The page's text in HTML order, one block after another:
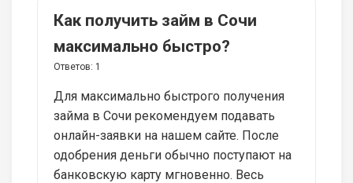
Как получить займ в Сочи
максимально быстро?
Ответов: 1
Для максимально быстрого получения
займа в Сочи рекомендуем подавать
онлайн-заявки на нашем сайте. После
одобрения деньги обычно поступают на
банковскую карту мгновенно. Весь